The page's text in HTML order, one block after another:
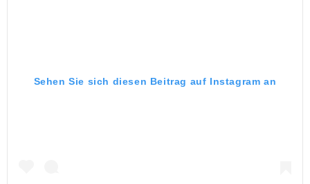
Sehen Sie sich diesen Beitrag auf Instagram an